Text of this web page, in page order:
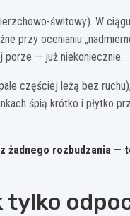
świtowy). W
przy ocenianiu
porze — już niekoniecznie.
częściej leżą bez
śpią krótko i płytko
żadnego rozbudzania
tylko